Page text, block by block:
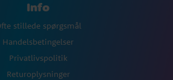
Info
stillede spørgsmål
Handelsbetingelser
Privatlivspolitik
Returoplysninger